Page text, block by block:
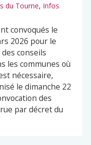
du Tourne, Infos
convoqués le
2026 pour le
conseils
les communes où
nécessaire,
le dimanche 22
des
par décret du